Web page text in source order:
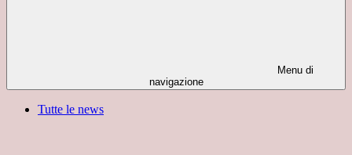
Menu di
navigazione
Tutte le news